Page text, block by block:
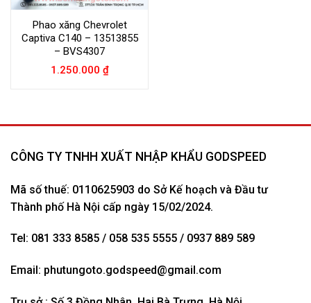
Phao xăng Chevrolet
Captiva C140 – 13513855
– BVS4307
1.250.000 ₫
CÔNG TY TNHH XUẤT NHẬP KHẨU GODSPEED
Mã số thuế: 0110625903 do Sở Kế hoạch và Đầu tư
Thành phố Hà Nội cấp ngày 15/02/2024.
Tel: 081 333 8585 / 058 535 5555 / 0937 889 589
Email: phutungoto.godspeed@gmail.com